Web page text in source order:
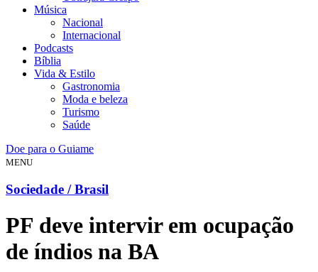
Música
Nacional
Internacional
Podcasts
Bíblia
Vida & Estilo
Gastronomia
Moda e beleza
Turismo
Saúde
Doe para o Guiame
MENU
Sociedade / Brasil
PF deve intervir em ocupação
de índios na BA